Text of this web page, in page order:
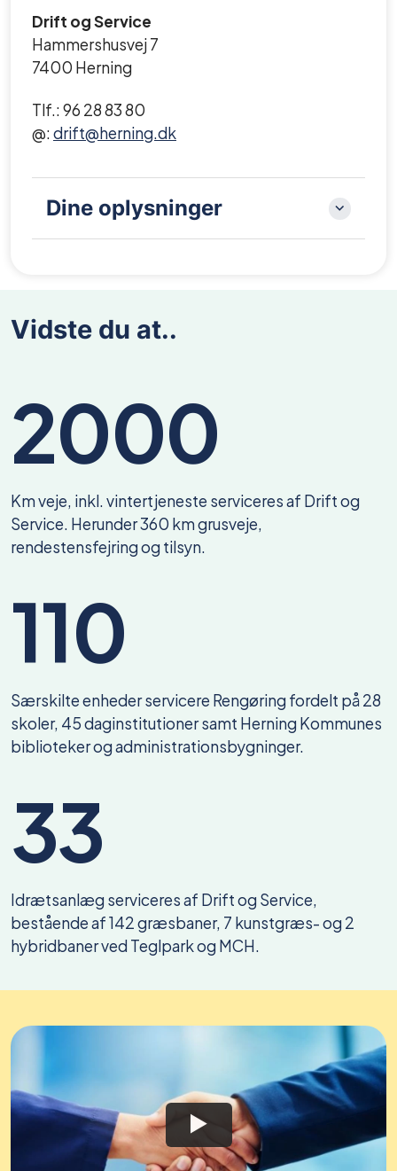
Drift og Service
Hammershusvej 7
7400 Herning
Tlf.: 96 28 83 80
@:drift@herning.dk
Dine oplysninger
Vidste du at..
2000
Km veje, inkl. vintertjeneste serviceres af Drift og
Service. Herunder 360 km grusveje,
rendestensfejring og tilsyn.
110
Særskilte enheder servicere Rengøring fordelt på 28
skoler, 45 daginstitutioner samt Herning Kommunes
biblioteker og administrationsbygninger.
33
Idrætsanlæg serviceres af Drift og Service,
bestående af 142 græsbaner, 7 kunstgræs- og 2
hybridbaner ved Teglpark og MCH.